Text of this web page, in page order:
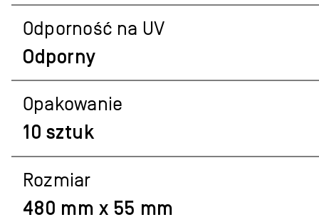
Odporność na UV
Odporny
Opakowanie
10 sztuk
Rozmiar
480 mm x 55 mm